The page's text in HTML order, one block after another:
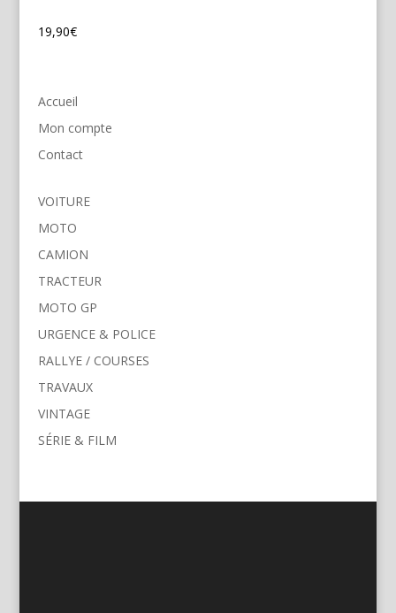
19,90€
Accueil
Mon compte
Contact
VOITURE
MOTO
CAMION
TRACTEUR
MOTO GP
URGENCE & POLICE
RALLYE / COURSES
TRAVAUX
VINTAGE
SÉRIE & FILM